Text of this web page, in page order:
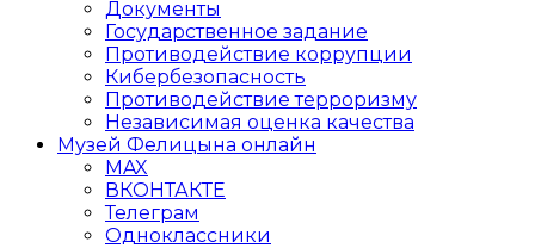
Документы
Государственное задание
Противодействие коррупции
Кибер­безопасность
Противодействие терроризму
Независимая оценка качества
Музей Фелицына онлайн
MAX
ВКОНТАКТЕ
Телеграм
Одноклассники